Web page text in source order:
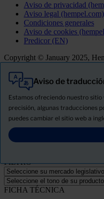
Aviso de privacidad
Aviso legal (hempel.com)
Condiciones generales
Aviso de cookies
Predicor (EN)
Copyright © January 2025,
Aviso de
Estamos ofreciendo nuestro
precisión, algunas traducciones
puedes cambiar el sitio web a
Todo
Productos
Descargue la ficha de
PRODUCT NAME
FILTRO
FICHA TÉCNICA